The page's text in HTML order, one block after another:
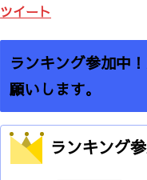
ツイート
ランキング参加中
願いします。
ランキング